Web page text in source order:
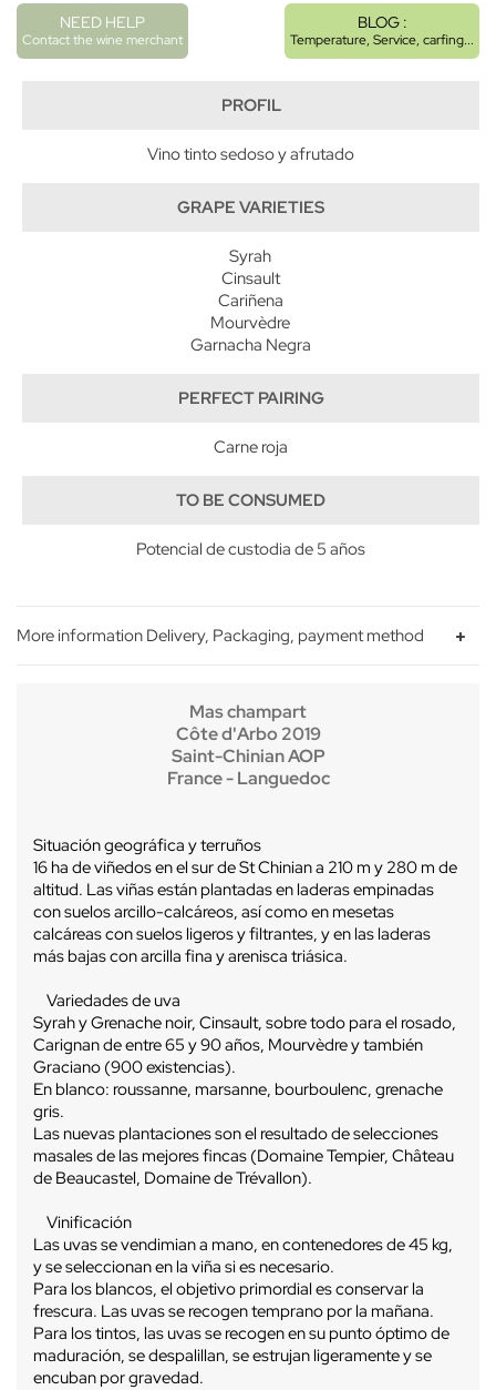
PROFIL
Vino tinto sedoso y afrutado
GRAPE VARIETIES
Syrah
Cinsault
Cariñena
Mourvèdre
Garnacha Negra
PERFECT PAIRING
Carne roja
TO BE CONSUMED
Potencial de custodia de 5 años
NEED HELP
Contact the wine merchant
BLOG :
Temperature, Service, carfing...
More information Delivery, Packaging, payment method
Mas champart
Côte d'Arbo 2019
Saint-Chinian AOP
France - Languedoc
Situación geográfica y terruños
16 ha de viñedos en el sur de St Chinian a 210 m y 280 m de
altitud. Las viñas están plantadas en laderas empinadas
con suelos arcillo-calcáreos, así como en mesetas
calcáreas con suelos ligeros y filtrantes, y en las laderas
más bajas con arcilla fina y arenisca triásica.
Variedades de uva
Syrah y Grenache noir, Cinsault, sobre todo para el rosado,
Carignan de entre 65 y 90 años, Mourvèdre y también
Graciano (900 existencias).
En blanco: roussanne, marsanne, bourboulenc, grenache
gris.
Las nuevas plantaciones son el resultado de selecciones
masales de las mejores fincas (Domaine Tempier, Château
de Beaucastel, Domaine de Trévallon).
Vinificación
Las uvas se vendimian a mano, en contenedores de 45 kg,
y se seleccionan en la viña si es necesario.
Para los blancos, el objetivo primordial es conservar la
frescura. Las uvas se recogen temprano por la mañana.
Para los tintos, las uvas se recogen en su punto óptimo de
maduración, se despalillan, se estrujan ligeramente y se
encuban por gravedad.